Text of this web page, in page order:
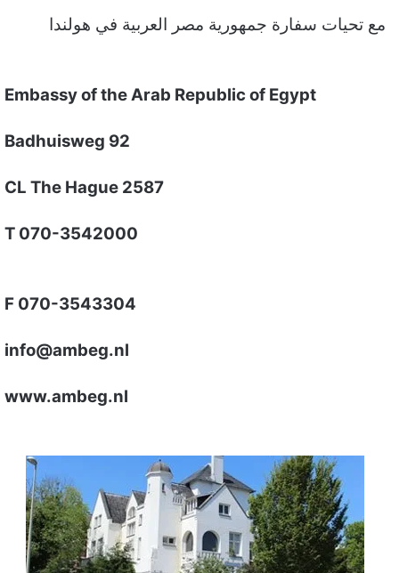
مع تحيات سفارة جمهورية مصر العربية في هولندا
Embassy of the Arab Republic of Egypt
Badhuisweg 92
2587 CL The Hague
T 070-3542000
F 070-3543304
info@ambeg.nl
www.ambeg.nl